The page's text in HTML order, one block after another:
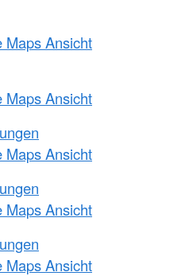
Maps Ansicht
Maps Ansicht
Maps Ansicht
Maps Ansicht
Maps Ansicht